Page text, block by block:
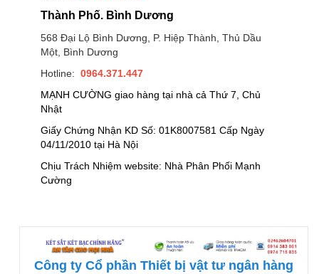
Thành Phố. Bình Dương
568 Đại Lộ Bình Dương, P. Hiệp Thành, Thủ Dầu
Một, Bình Dương
Hotline: 0964.371.447
MẠNH CƯỜNG giao hàng tại nhà cả Thứ 7, Chủ
Nhật
Giấy Chứng Nhận KD Số: 01K8007581 Cấp Ngày
04/11/2010 tại Hà Nội
Chịu Trách Nhiệm website: Nhà Phân Phối Mạnh
Cường
Công ty Cổ phần Thiết bị vật tư ngân hàng